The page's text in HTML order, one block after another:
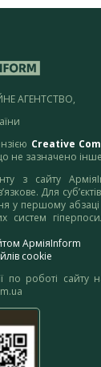
АГЕНТСТВО,
Creative
не зазначено
з сайту
Для
у першому
систем
АрміяInform
cookie
по роботі сайту